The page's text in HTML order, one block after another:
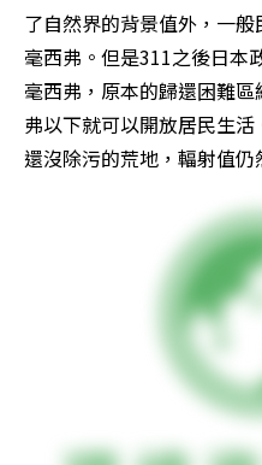
了自然界的背景值外，一
毫西弗。但是311之後日本
毫西弗，原本的歸還困難
弗以下就可以開放居民生活
還沒除污的荒地，輻射值仍